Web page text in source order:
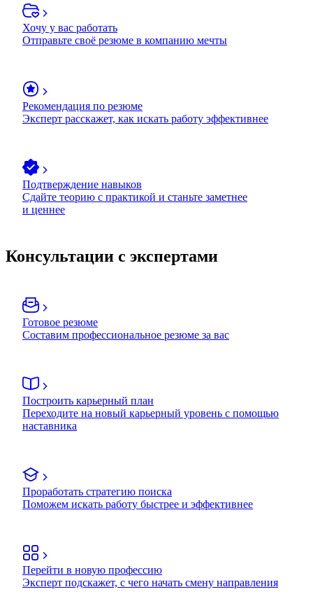
Хочу у вас работать
Отправьте своё резюме в компанию мечты
Рекомендация по резюме
Эксперт расскажет, как искать работу эффективнее
Подтверждение навыков
Сдайте теорию с практикой и станьте заметнее
и ценнее
Консультации с экспертами
Готовое резюме
Составим профессиональное резюме за вас
Построить карьерный план
Переходите на новый карьерный уровень с помощью
наставника
Проработать стратегию поиска
Поможем искать работу быстрее и эффективнее
Перейти в новую профессию
Эксперт подскажет, с чего начать смену направления